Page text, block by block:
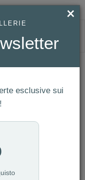
925
925
×
esclusive sui